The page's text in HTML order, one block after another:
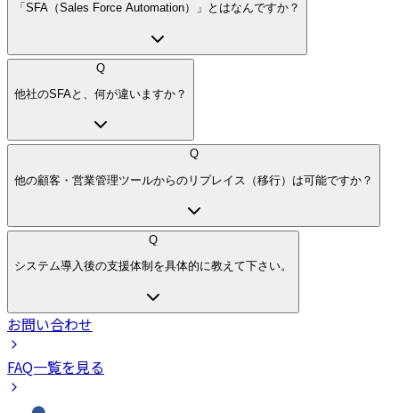
「SFA（Sales Force Automation）」とはなんですか？
Q
他社のSFAと、何が違いますか？
Q
他の顧客・営業管理ツールからのリプレイス（移行）は可能ですか？
Q
システム導入後の支援体制を具体的に教えて下さい。
お問い合わせ
FAQ一覧を見る